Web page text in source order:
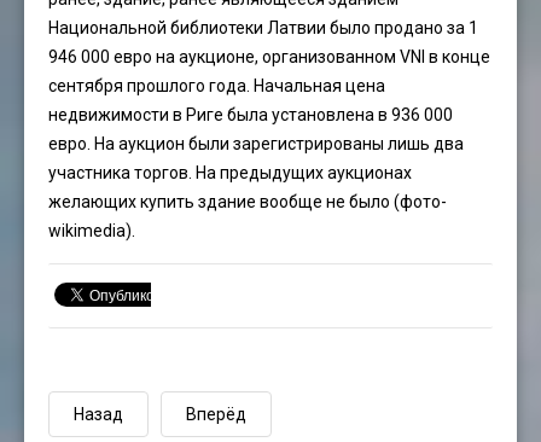
Национальной библиотеки Латвии было продано за 1
946 000 евро на аукционе, организованном VNI в конце
сентября прошлого года. Начальная цена
недвижимости в Риге была установлена ​​в 936 000
евро. На аукцион были зарегистрированы лишь два
участника торгов. На предыдущих аукционах
желающих купить здание вообще не было (фото-
wikimedia).
Назад Вперёд